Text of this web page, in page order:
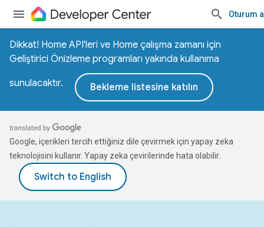
Oturum
Dikkat! Home API'leri ve Home çalışma zamanı için
Geliştirici Önizleme programları yakında kullanıma
sunulacaktır. Bekleme listesine katılın
Google, içerikleri tercih ettiğiniz dile çevirmek için yapay zeka
teknolojisini kullanır. Yapay zeka çevirilerinde hata olabilir.